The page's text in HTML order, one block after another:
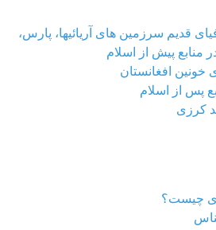
قدیم سرزمین های آریائیها، پارس،
منابع پیش از اسلام
خونین افغانستان
پس از اسلام
کرزی
چیست؟